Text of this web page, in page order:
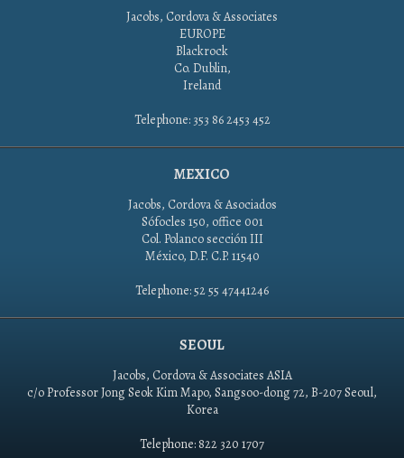
Jacobs, Cordova & Associates
EUROPE
Blackrock
Co. Dublin,
Ireland
Telephone: 353 86 2453 452
MEXICO
Jacobs, Cordova & Asociados
Sófocles 150, office 001
Col. Polanco sección III
México, D.F. C.P. 11540
Telephone: 52 55 47441246
SEOUL
Jacobs, Cordova & Associates ASIA
c/o Professor Jong Seok Kim Mapo, Sangsoo-dong 72, B-207 Seoul,
Korea
Telephone: 822 320 1707